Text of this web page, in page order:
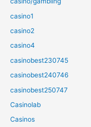
casino1
casino2
casino4
casinobest230745
casinobest240746
casinobest250747
Casinolab
Casinos